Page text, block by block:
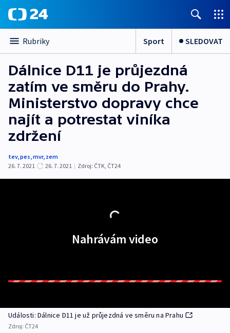
Rubriky Sport SLEDOVAT
Dálnice D11 je průjezdná
zatím ve směru do Prahy.
Ministerstvo dopravy chce
najít a potrestat viníka
zdržení
tev,pes,mvr, zem
26. 7. 2021
26. 7. 2021 | Zdroj: ČTK, ČT24
Nahrávám video
Události: Dálnice D11 je už průjezdná ve směru na Prahu
Zdroj: ČT24